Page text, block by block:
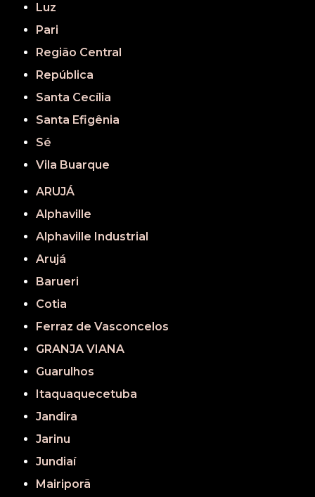
Luz
Pari
Região Central
República
Santa Cecília
Santa Efigênia
Sé
Vila Buarque
ARUJÁ
Alphaville
Alphaville Industrial
Arujá
Barueri
Cotia
Ferraz de Vasconcelos
GRANJA VIANA
Guarulhos
Itaquaquecetuba
Jandira
Jarinu
Jundiaí
Mairiporã